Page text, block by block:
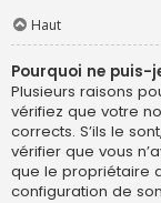
Haut
Pourquoi ne puis-
Plusieurs raisons
vérifiez que votre
corrects. S’ils le
vérifier que vous
que le propriétaire
configuration de